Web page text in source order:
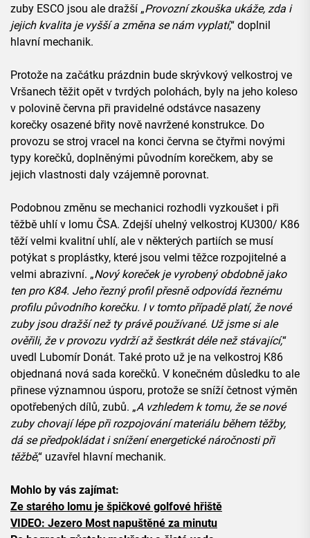
zuby ESCO jsou ale dražší „Provozní zkouška ukáže, zda i
jejich kvalita je vyšší a změna se nám vyplatí,“ doplnil
hlavní mechanik.
Protože na začátku prázdnin bude skrývkový velkostroj ve
Vršanech těžit opět v tvrdých polohách, byly na jeho koleso
v polovině června při pravidelné odstávce nasazeny
korečky osazené břity nově navržené konstrukce. Do
provozu se stroj vracel na konci června se čtyřmi novými
typy korečků, doplněnými původním korečkem, aby se
jejich vlastnosti daly vzájemně porovnat.
Podobnou změnu se mechanici rozhodli vyzkoušet i při
těžbě uhlí v lomu ČSA. Zdejší uhelný velkostroj KU300/ K86
těží velmi kvalitní uhlí, ale v některých partiích se musí
potýkat s proplástky, které jsou velmi těžce rozpojitelné a
velmi abrazivní. „Nový koreček je vyrobený obdobně jako
ten pro K84. Jeho řezný profil přesně odpovídá řeznému
profilu původního korečku. I v tomto případě platí, že nové
zuby jsou dražší než ty právě používané. Už jsme si ale
ověřili, že v provozu vydrží až šestkrát déle než stávající,“
uvedl Lubomír Donát. Také proto už je na velkostroj K86
objednaná nová sada korečků. V konečném důsledku to ale
přinese významnou úsporu, protože se sníží četnost výměn
opotřebených dílů, zubů. „A vzhledem k tomu, že se nové
zuby chovají lépe při rozpojování materiálu během těžby,
dá se předpokládat i snížení energetické náročnosti při
těžbě,“ uzavřel hlavní mechanik.
Mohlo by vás zajímat:
Ze starého lomu je špičkové golfové hřiště
VIDEO: Jezero Most napuštěné za minutu